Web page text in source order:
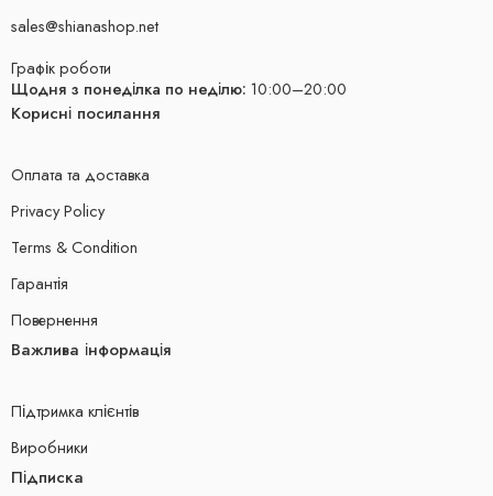
sales@shianashop.net
Графік роботи
Щодня з понеділка по неділю: 10:00–20:00
Корисні посилання
Оплата та доставка
Privacy Policy
Terms & Condition
Гарантія
Повернення
Важлива інформація
Підтримка клієнтів
Виробники
Підписка